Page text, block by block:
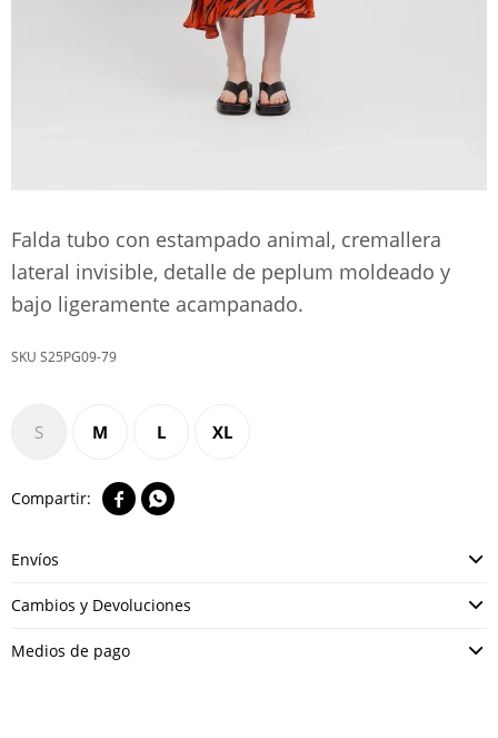
Falda tubo con estampado animal, cremallera
lateral invisible, detalle de peplum moldeado y
bajo ligeramente acampanado.
S25PG09-79
S M L XL
 
Envíos
Cambios y Devoluciones
Medios de pago